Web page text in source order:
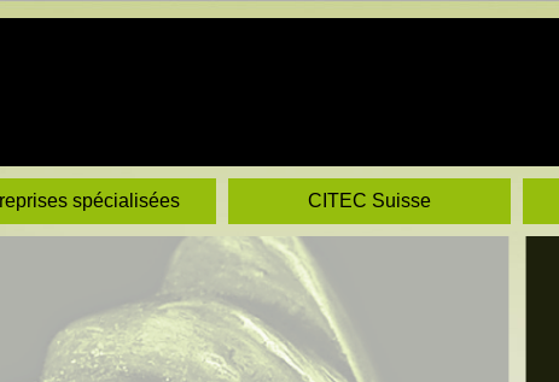
spécialisées CITEC Suisse